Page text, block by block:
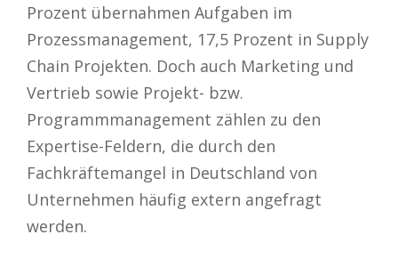
Prozent übernahmen Aufgaben im
Prozessmanagement, 17,5 Prozent in Supply
Chain Projekten. Doch auch Marketing und
Vertrieb sowie Projekt- bzw.
Programmmanagement zählen zu den
Expertise-Feldern, die durch den
Fachkräftemangel in Deutschland von
Unternehmen häufig extern angefragt
werden.